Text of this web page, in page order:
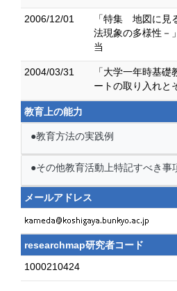
2006/12/01
「特集 地図に見
法現象の多様性－
当
2004/03/31
「大学一年時基
ートの取り入れと
教育上の能力
●教育方法の実践例
●その他教育活動上特記すべき事
メールアドレス
researchmap研究者コード
1000210424